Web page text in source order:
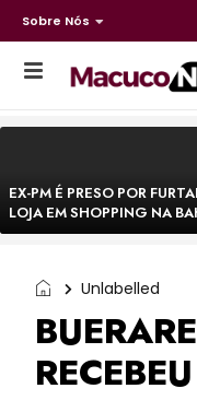
Sobre Nós
EX-PM É PRESO POR
LOJA EM SHOPPING NA
ESCAPA CORRENDO DE
Unlabelled